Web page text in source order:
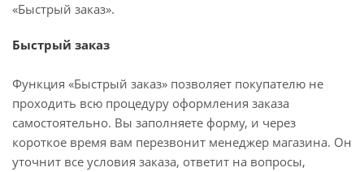
«Быстрый заказ».
Быстрый заказ
Функция «Быстрый заказ» позволяет покупателю не
проходить всю процедуру оформления заказа
самостоятельно. Вы заполняете форму, и через
короткое время вам перезвонит менеджер магазина. Он
уточнит все условия заказа, ответит на вопросы,